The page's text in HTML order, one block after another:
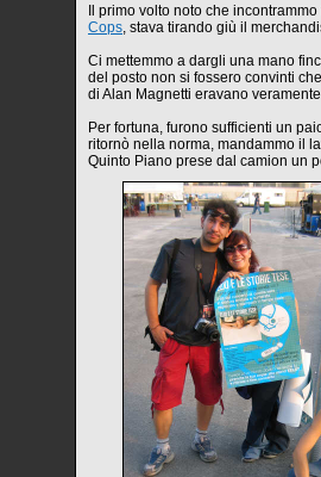
Il primo volto noto che incontrammo
Cops , stava tirando giù il
Ci mettemmo a dargli una mano
del posto non si fossero convinti
di Alan Magnetti eravano
Per fortuna, furono sufficienti un
ritornò nella norma, mandammo il
Quinto Piano prese dal camion un